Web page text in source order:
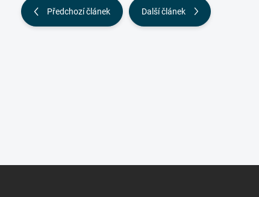
Předchozí článek Další článek